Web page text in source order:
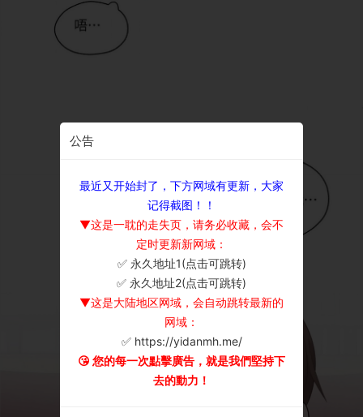
公告
最近又开始封了，下方网域有更新，大家
记得截图！！
▼这是一耽的走失页，请务必收藏，会不
定时更新新网域：
✅ 永久地址1(点击可跳转)
✅ 永久地址2(点击可跳转)
▼这是大陆地区网域，会自动跳转最新的
网域：
✅ https://yidanmh.me/
😘 您的每一次點擊廣告，就是我們堅持下
去的動力！